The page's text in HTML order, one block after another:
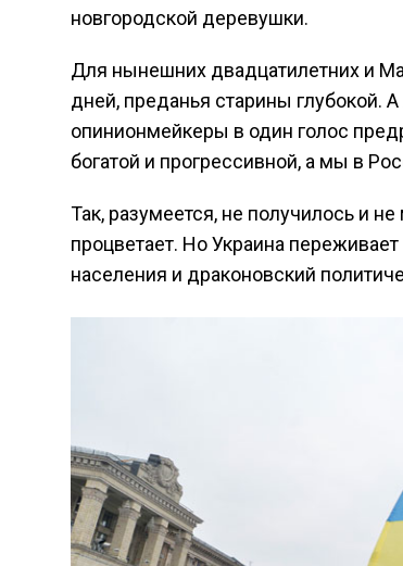
новгородской деревушки.
Для нынешних двадцатилетних и
дней, преданья старины глубокой.
опинионмейкеры в один голос
богатой и прогрессивной, а мы в
Так, разумеется, не получилось и
процветает. Но Украина
населения и драконовский